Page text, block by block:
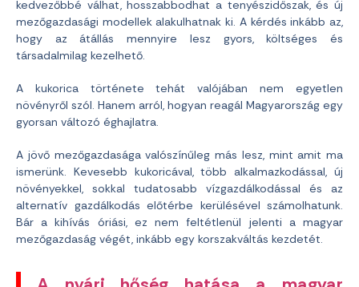
kedvezőbbé válhat, hosszabbodhat a tenyészidőszak, és új
mezőgazdasági modellek alakulhatnak ki. A kérdés inkább az,
hogy az átállás mennyire lesz gyors, költséges és
társadalmilag kezelhető.
A kukorica története tehát valójában nem egyetlen
növényről szól. Hanem arról, hogyan reagál Magyarország egy
gyorsan változó éghajlatra.
A jövő mezőgazdasága valószínűleg más lesz, mint amit ma
ismerünk. Kevesebb kukoricával, több alkalmazkodással, új
növényekkel, sokkal tudatosabb vízgazdálkodással és az
alternatív gazdálkodás előtérbe kerülésével számolhatunk.
Bár a kihívás óriási, ez nem feltétlenül jelenti a magyar
mezőgazdaság végét, inkább egy korszakváltás kezdetét.